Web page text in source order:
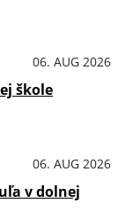
06. AUG 2026
škole
06. AUG 2026
v dolnej